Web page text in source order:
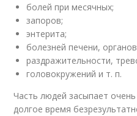
болей при месячных;
запоров;
энтерита;
болезней печени,
раздражительности,
головокружений и т. п.
Часть людей засыпает
долгое время